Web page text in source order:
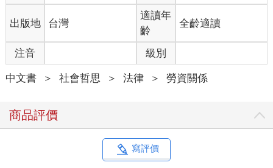
出版地 台灣
適讀年
齡
全齡適讀
注音 級別
中文書 ＞ 社會哲思 ＞ 法律 ＞ 勞資關係
商品評價
寫評價